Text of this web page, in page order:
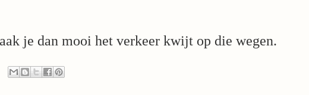
je dan mooi het verkeer kwijt op die wegen.